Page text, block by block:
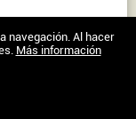
legal|Política de
navegación. Al hacer
Más información